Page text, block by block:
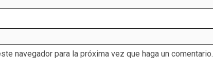
navegador para la próxima vez que haga un comentario.